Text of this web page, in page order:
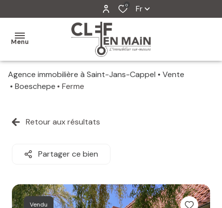
0 Fr
Menu
MON
MES
MES
ESTIMATION
Agence immobilière à Saint-Jans-Cappel
Vente
Boeschepe
Ferme
Retour aux résultats
Partager ce bien
Vendu